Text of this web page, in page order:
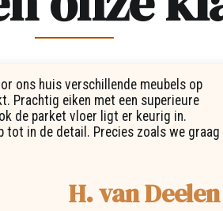
ons huis verschillende meubels op
Prachtig eiken met een superieure
de parket vloer ligt er keurig in.
tot in de detail. Precies zoals we graag
H. van Deelen